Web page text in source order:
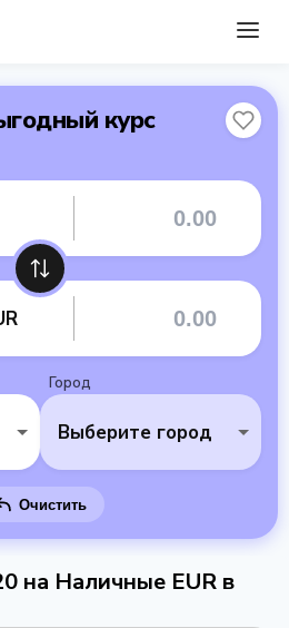
курс
Город
Выберите город
Очистить
на Наличные EUR в